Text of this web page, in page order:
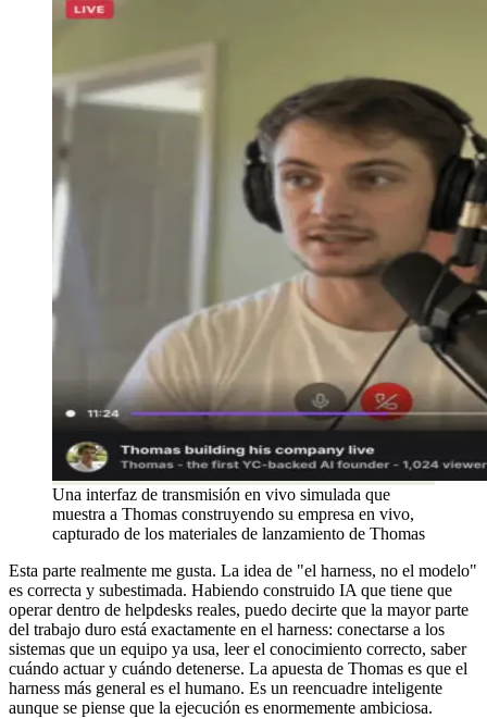
Una interfaz de transmisión en vivo simulada que
muestra a Thomas construyendo su empresa en vivo,
capturado de los materiales de lanzamiento de Thomas
Esta parte realmente me gusta. La idea de "el harness, no el modelo"
es correcta y subestimada. Habiendo construido IA que tiene que
operar dentro de helpdesks reales, puedo decirte que la mayor parte
del trabajo duro está exactamente en el harness: conectarse a los
sistemas que un equipo ya usa, leer el conocimiento correcto, saber
cuándo actuar y cuándo detenerse. La apuesta de Thomas es que el
harness más general es el humano. Es un reencuadre inteligente
aunque se piense que la ejecución es enormemente ambiciosa.